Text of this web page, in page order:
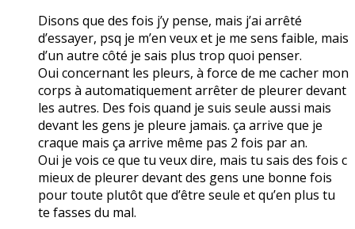
Disons que des fois j’y pense, mais j’ai arrêté
d’essayer, psq je m’en veux et je me sens faible, mais
d’un autre côté je sais plus trop quoi penser.
Oui concernant les pleurs, à force de me cacher mon
corps à automatiquement arrêter de pleurer devant
les autres. Des fois quand je suis seule aussi mais
devant les gens je pleure jamais. ça arrive que je
craque mais ça arrive même pas 2 fois par an.
Oui je vois ce que tu veux dire, mais tu sais des fois c
mieux de pleurer devant des gens une bonne fois
pour toute plutôt que d’être seule et qu’en plus tu
te fasses du mal.